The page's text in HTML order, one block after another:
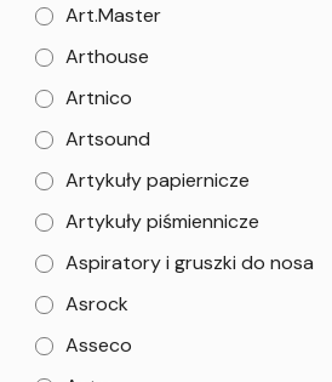
Art.Master
Arthouse
Artnico
Artsound
Artykuły papiernicze
Artykuły piśmiennicze
Aspiratory i gruszki do nosa
Asrock
Asseco